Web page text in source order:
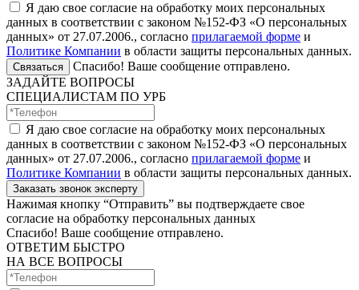
Я даю свое согласие на обработку моих персональных
данных в соответствии с законом №152-ФЗ «О персональных
данных» от 27.07.2006., согласно прилагаемой форме и
Политике Компании в области защиты персональных данных.
Связаться
Спасибо! Ваше сообщение отправлено.
ЗАДАЙТЕ ВОПРОСЫ
СПЕЦИАЛИСТАМ ПО УРБ
Я даю свое согласие на обработку моих персональных
данных в соответствии с законом №152-ФЗ «О персональных
данных» от 27.07.2006., согласно прилагаемой форме и
Политике Компании в области защиты персональных данных.
Заказать звонок эксперту
Нажимая кнопку “Отправить” вы подтверждаете свое
согласие на обработку персональных данных
Спасибо! Ваше сообщение отправлено.
ОТВЕТИМ БЫСТРО
НА ВСЕ ВОПРОСЫ